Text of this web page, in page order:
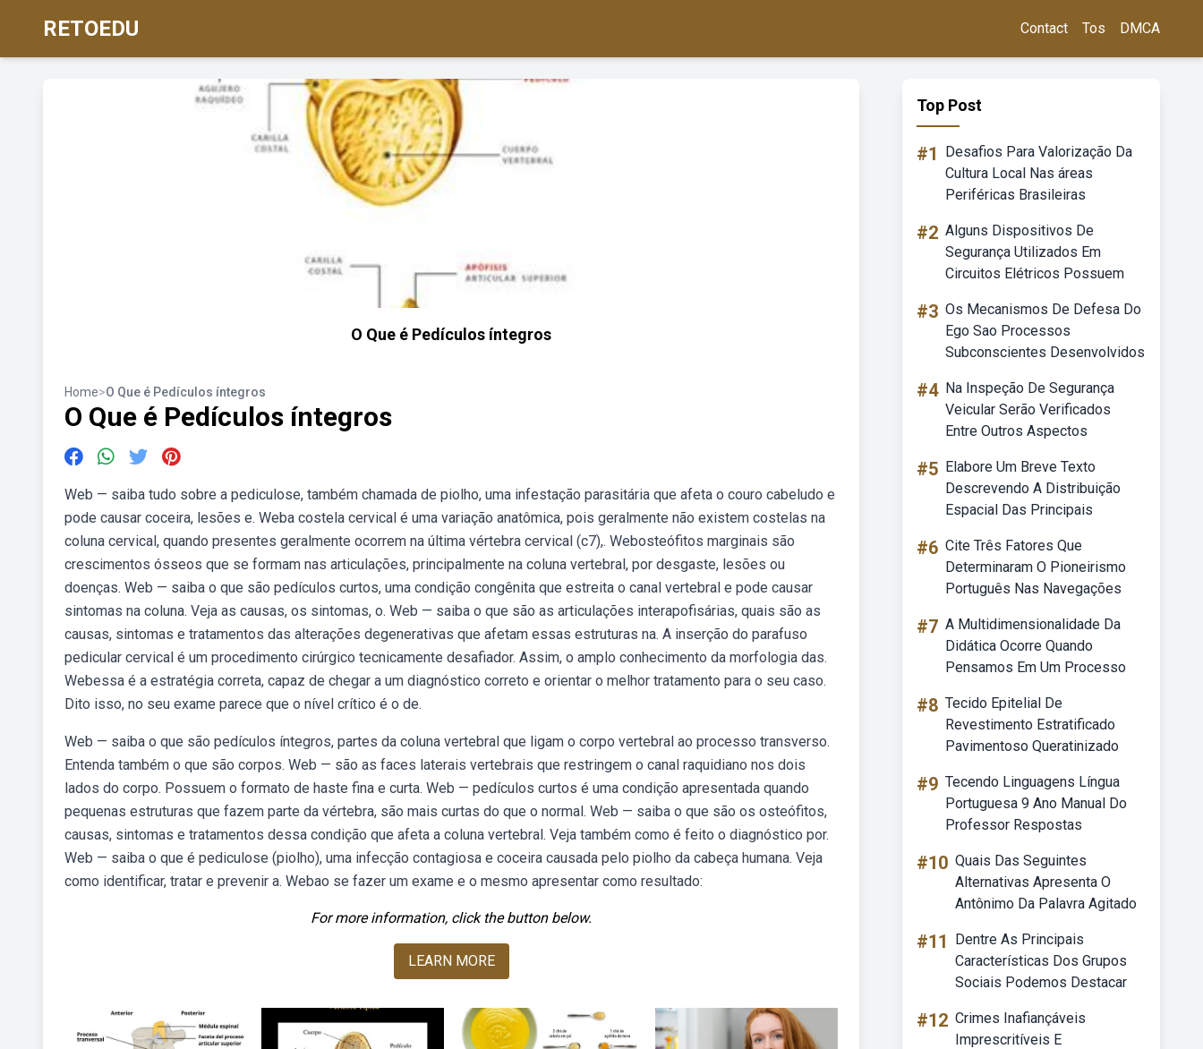
RETOEDU Contact Tos DMCA
O Que é Pedículos íntegros
Home>O Que é Pedículos íntegros
O Que é Pedículos íntegros
Web — saiba tudo sobre a pediculose, também chamada de piolho, uma infestação parasitária que afeta o couro cabeludo e
pode causar coceira, lesões e. Weba costela cervical é uma variação anatômica, pois geralmente não existem costelas na
coluna cervical, quando presentes geralmente ocorrem na última vértebra cervical (c7),. Webosteófitos marginais são
crescimentos ósseos que se formam nas articulações, principalmente na coluna vertebral, por desgaste, lesões ou
doenças. Web — saiba o que são pedículos curtos, uma condição congênita que estreita o canal vertebral e pode causar
sintomas na coluna. Veja as causas, os sintomas, o. Web — saiba o que são as articulações interapofisárias, quais são as
causas, sintomas e tratamentos das alterações degenerativas que afetam essas estruturas na. A inserção do parafuso
pedicular cervical é um procedimento cirúrgico tecnicamente desafiador. Assim, o amplo conhecimento da morfologia das.
Webessa é a estratégia correta, capaz de chegar a um diagnóstico correto e orientar o melhor tratamento para o seu caso.
Dito isso, no seu exame parece que o nível crítico é o de.
Web — saiba o que são pedículos íntegros, partes da coluna vertebral que ligam o corpo vertebral ao processo transverso.
Entenda também o que são corpos. Web — são as faces laterais vertebrais que restringem o canal raquidiano nos dois
lados do corpo. Possuem o formato de haste fina e curta. Web — pedículos curtos é uma condição apresentada quando
pequenas estruturas que fazem parte da vértebra, são mais curtas do que o normal. Web — saiba o que são os osteófitos,
causas, sintomas e tratamentos dessa condição que afeta a coluna vertebral. Veja também como é feito o diagnóstico por.
Web — saiba o que é pediculose (piolho), uma infecção contagiosa e coceira causada pelo piolho da cabeça humana. Veja
como identificar, tratar e prevenir a. Webao se fazer um exame e o mesmo apresentar como resultado:
For more information, click the button below.
LEARN MORE
Top Post
#1
Desafios Para Valorização Da
Cultura Local Nas áreas
Periféricas Brasileiras
#2 Alguns Dispositivos De
Segurança Utilizados Em
Circuitos Elétricos Possuem
#3 Os Mecanismos De Defesa Do
Ego Sao Processos
Subconscientes Desenvolvidos
#4 Na Inspeção De Segurança
Veicular Serão Verificados
Entre Outros Aspectos
#5 Elabore Um Breve Texto
Descrevendo A Distribuição
Espacial Das Principais
#6 Cite Três Fatores Que
Determinaram O Pioneirismo
Português Nas Navegações
#7 A Multidimensionalidade Da
Didática Ocorre Quando
Pensamos Em Um Processo
#8 Tecido Epitelial De
Revestimento Estratificado
Pavimentoso Queratinizado
#9 Tecendo Linguagens Língua
Portuguesa 9 Ano Manual Do
Professor Respostas
#10 Quais Das Seguintes
Alternativas Apresenta O
Antônimo Da Palavra Agitado
#11
Dentre As Principais
Características Dos Grupos
Sociais Podemos Destacar
#12 Crimes Inafiançáveis
Imprescritíveis E